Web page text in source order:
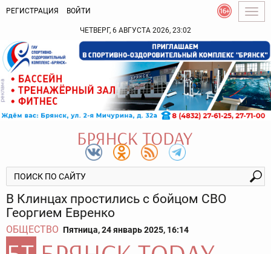
РЕГИСТРАЦИЯ ВОЙТИ
ЧЕТВЕРГ, 6 АВГУСТА 2026, 23:02
В Клинцах простились с бойцом СВО
Георгием Евренко
ОБЩЕСТВО Пятница, 24 январь 2025, 16:14